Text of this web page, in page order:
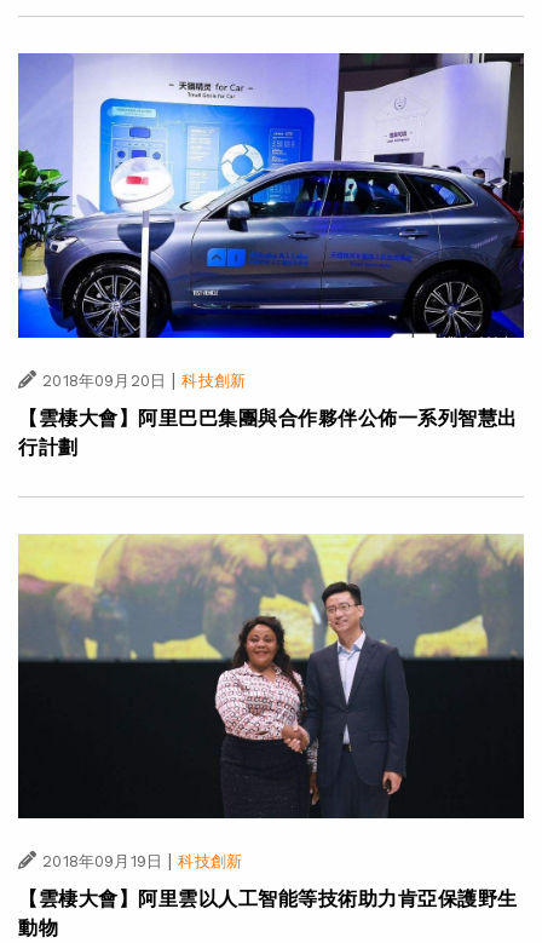
2018年09月20日 | 科技創新
【雲棲大會】阿里巴巴集團與合作夥伴公佈一系列智慧出
行計劃
2018年09月19日 科技創新
【雲棲大會】阿里雲以人工智能等技術助力肯亞保護野生
動物